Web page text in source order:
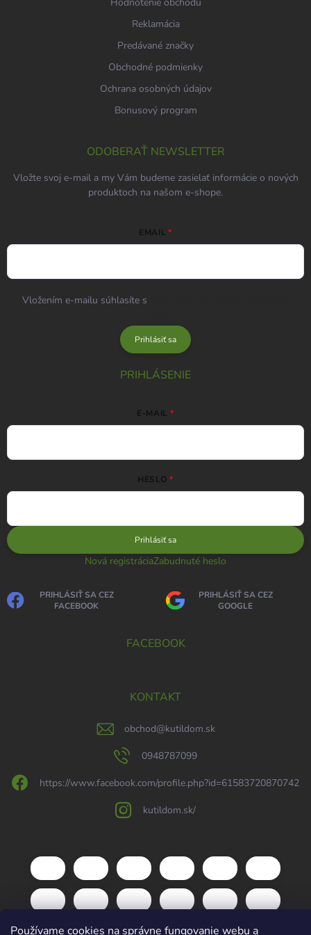
Používame cookies na správne fungovanie webu a
Hodnotenie obchodu
Reklamácia
Predávané značky
Obchodné podmienky
Ochrana osobných údajov
Bonusový program
ODOBERAŤ NEWSLETTER
Vložte svoj e-mail a my Vám budeme zasielať informácie o nových
produktoch na našom e-shope.
EMAIL
Vložením e-mailu súhlasíte s
Prihlásiť sa
PRIHLÁSENIE
E-MAIL
HESLO
Prihlásiť sa
Nová registráciaZabudnuté heslo
PRIHLÁSIŤ SA CEZ
FACEBOOK
PRIHLÁSIŤ SA CEZ
GOOGLE
FACEBOOK
KONTAKT
obchod@kutildom.sk
0948787099
https://www.facebook.com/profile.php?id=61583720870742
kutildom.sk/